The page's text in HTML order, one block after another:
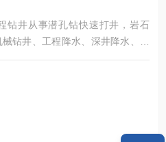
钻井从事潜孔钻快速打井，岩石
钻井、工程降水、深井降水、管
厚，设备先进。此井可给工业生